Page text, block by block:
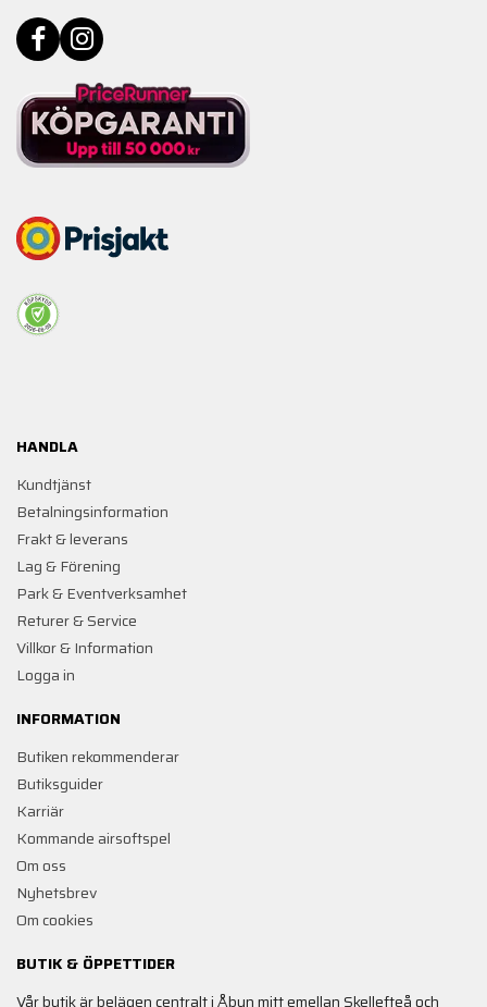
HANDLA
Kundtjänst
Betalningsinformation
Frakt & leverans
Lag & Förening
Park & Eventverksamhet
Returer & Service
Villkor & Information
Logga in
INFORMATION
Butiken rekommenderar
Butiksguider
Karriär
Kommande airsoftspel
Om oss
Nyhetsbrev
Om cookies
BUTIK & ÖPPETTIDER
Vår butik är belägen centralt i Åbyn mitt emellan Skellefteå och